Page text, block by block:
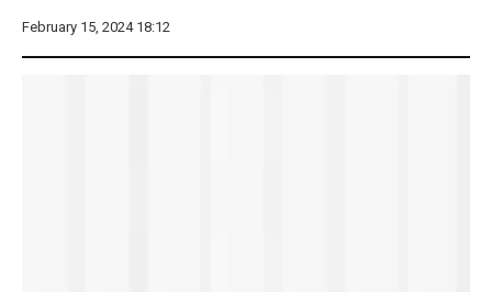
February 15, 2024 18:12